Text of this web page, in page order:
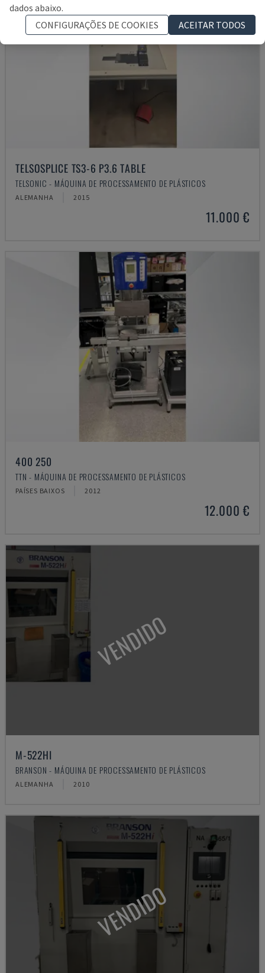
TELSOSPLICE TS3-6 P3.6 TABLE
TELSONIC - MÁQUINA DE PROCESSAMENTO DE PLÁSTICOS
ALEMANHA 2015
11.000 €
400 250
TTN - MÁQUINA DE PROCESSAMENTO DE PLÁSTICOS
PAÍSES BAIXOS 2012
12.000 €
VENDIDO
M-522HI
BRANSON - MÁQUINA DE PROCESSAMENTO DE PLÁSTICOS
ALEMANHA 2010
VENDIDO
dados abaixo.
CONFIGURAÇÕES DE COOKIES
ACEITAR TODOS